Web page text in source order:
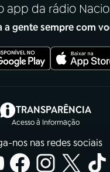
app da rádio
a gente sempre com
TRANSPARÊNCIA
Acesso à Informação
(abre em
nos nas redes sociais